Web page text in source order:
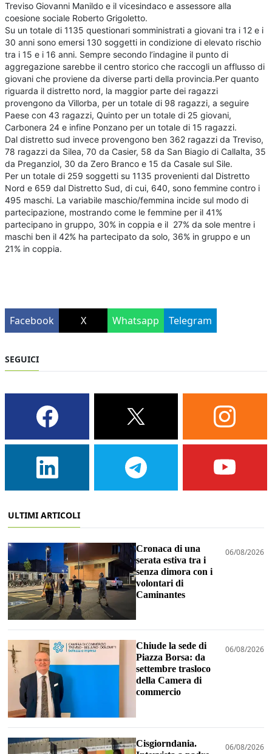
Treviso Giovanni Manildo e il vicesindaco e assessore alla
coesione sociale Roberto Grigoletto.
Su un totale di 1135 questionari somministrati a giovani tra i 12 e i
30 anni sono emersi 130 soggetti in condizione di elevato rischio
tra i 15 e i 16 anni. Sempre secondo l’indagine il punto di
aggregazione sarebbe il centro storico che raccogli un afflusso di
giovani che proviene da diverse parti della provincia.Per quanto
riguarda il distretto nord, la maggior parte dei ragazzi
provengono da Villorba, per un totale di 98 ragazzi, a seguire
Paese con 43 ragazzi, Quinto per un totale di 25 giovani,
Carbonera 24 e infine Ponzano per un totale di 15 ragazzi.
Dal distretto sud invece provengono ben 362 ragazzi da Treviso,
78 ragazzi da Silea, 70 da Casier, 58 da San Biagio di Callalta, 35
da Preganziol, 30 da Zero Branco e 15 da Casale sul Sile.
Per un totale di 259 soggetti su 1135 provenienti dal Distretto
Nord e 659 dal Distretto Sud, di cui, 640, sono femmine contro i
495 maschi. La variabile maschio/femmina incide sul modo di
partecipazione, mostrando come le femmine per il 41%
partecipano in gruppo, 30% in coppia e il 27% da sole mentre i
maschi ben il 42% ha partecipato da solo, 36% in gruppo e un
21% in coppia.
Facebook X Whatsapp Telegram
SEGUICI
ULTIMI ARTICOLI
Cronaca di una
serata estiva tra i
senza dimora con i
volontari di
Caminantes
06/08/2026
Chiude la sede di
Piazza Borsa: da
settembre trasloco
della Camera di
commercio
06/08/2026
Cisgiorndania.
06/08/2026